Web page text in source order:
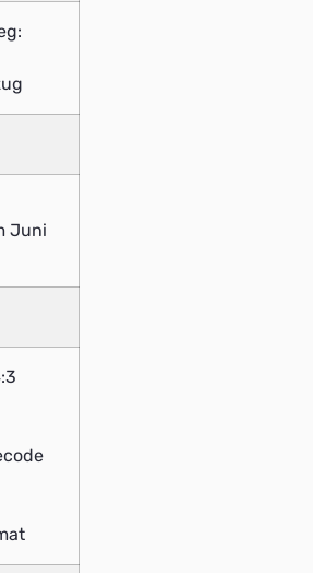
Juni